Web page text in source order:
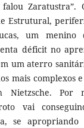
falou
Estrutural,
um menino
déficit no
um aterro
mais complexos
Nietzsche. Por
vai
se